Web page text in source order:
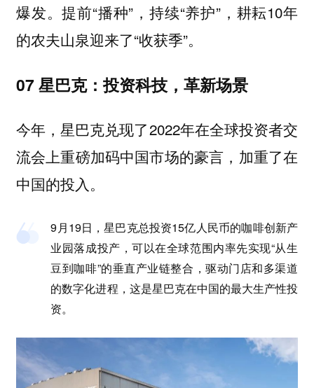
爆发。提前“播种”，持续“养护”，耕耘10年
的农夫山泉迎来了“收获季”。
07 星巴克：投资科技，革新场景
今年，星巴克兑现了2022年在全球投资者交
流会上重磅加码中国市场的豪言，加重了在
中国的投入。
9月19日，星巴克总投资15亿人民币的咖啡创新产
业园落成投产，可以在全球范围内率先实现“从生
豆到咖啡”的垂直产业链整合，驱动门店和多渠道
的数字化进程，这是星巴克在中国的最大生产性投
资。